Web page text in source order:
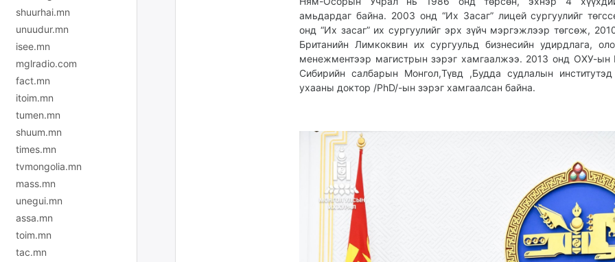
shuurhai.mn
unuudur.mn
isee.mn
mglradio.com
fact.mn
itoim.mn
tumen.mn
shuum.mn
times.mn
tvmongolia.mn
mass.mn
unegui.mn
assa.mn
toim.mn
tac.mn
амьдардаг байна. 2003 онд “Их Засаг” лицей сургуулийг
онд “Их засаг” их сургуулийг эрх зүйч мэргэжлээр төгсөж,
Британийн Лимкоквин их сургуульд бизнесийн удирдлага,
менежментээр магистрын зэрэг хамгаалжээ. 2013 онд ОХУ-ын
Сибирийн салбарын Монгол,Түвд ,Будда судлалын институтэд
ухааны доктор /PhD/-ын зэрэг хамгаалсан байна.